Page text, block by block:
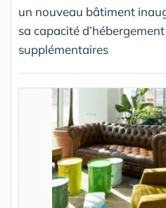
un nouveau bâtiment
sa capacité
supplémentaires